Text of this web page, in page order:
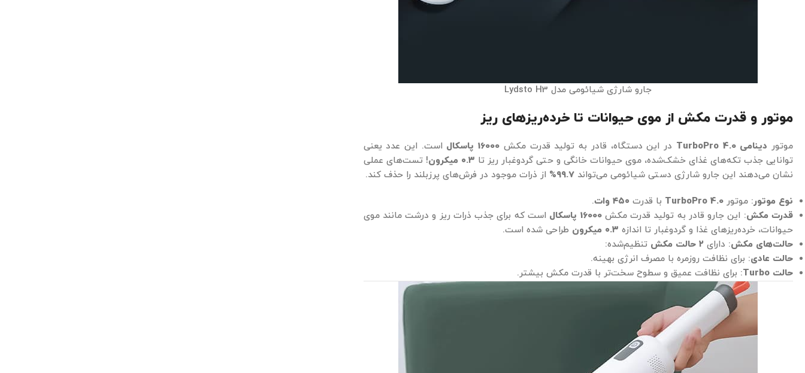
جارو شارژی شیائومی مدل Lydsto H3
موتور و قدرت مکش از موی حیوانات تا خرده‌ریزهای ریز
موتور دینامی TurboPro 4.0 در این دستگاه، قادر به تولید قدرت مکش 16000 پاسکال
است. این عدد یعنی
توانایی جذب تکه‌های غذای خشک‌شده، موی حیوانات خانگی و حتی گردوغبار ریز تا ۰.۳ میکرون
! تست‌های عملی
نشان می‌دهند این جارو شارژی دستی شیائومی می‌تواند ۹۹.۷% از ذرات موجود در فرش‌های پرزبلند را حذف کند.
نوع موتور: موتور TurboPro 4.0 با قدرت ۴۵۰ وات
.
قدرت مکش: این جارو قادر به تولید قدرت مکش16000 پاسکال
است که برای جذب ذرات ریز و درشت مانند موی
حیوانات، خرده‌ریزهای غذا و گردوغبار تا اندازه ۰.۳ میکرون
طراحی شده است.
حالت‌های مکش: دارای ۲ حالت مکش
تنظیم‌شده:
حالت عادی: برای نظافت روزمره با مصرف انرژی بهینه.
حالت Turbo
: برای نظافت عمیق و سطوح سخت‌تر با قدرت مکش بیشتر.